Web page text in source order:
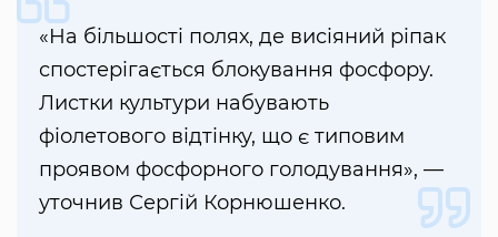
«На більшості полях, де висіяний ріпак
спостерігається блокування фосфору.
Листки культури набувають
фіолетового відтінку, що є типовим
проявом фосфорного голодування», —
уточнив Сергій Корнюшенко.